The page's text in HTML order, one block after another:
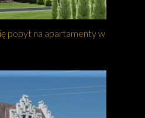
popyt na apartamenty w